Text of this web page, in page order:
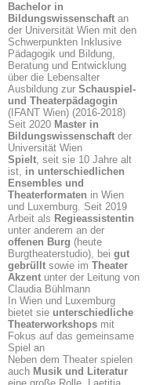
Bachelor in
Bildungswissenschaftan
der Universität Wien mit den
Schwerpunkten Inklusive
Pädagogik und Bildung,
Beratung und Entwicklung
über die Lebensalter
Ausbildung zur Schauspiel-
und Theaterpädagogin
(IFANT Wien) (2016-2018)
Seit 2020 Master in
Bildungswissenschaftder
Universität Wien
Spielt, seit sie 10 Jahre alt
ist, in unterschiedlichen
Ensembles und
Theaterformaten in Wien
und Luxemburg. Seit 2019
Arbeit als Regieassistentin
unter anderem an der
offenen Burg (heute
Burgtheaterstudio), bei gut
gebrülltsowie im Theater
Akzentunter der Leitung von
Claudia Bühlmann
In Wien und Luxemburg
bietet sie unterschiedliche
Theaterworkshopsmit
Fokus auf das gemeinsame
Spiel an
Neben dem Theater spielen
auch Musik und Literatur